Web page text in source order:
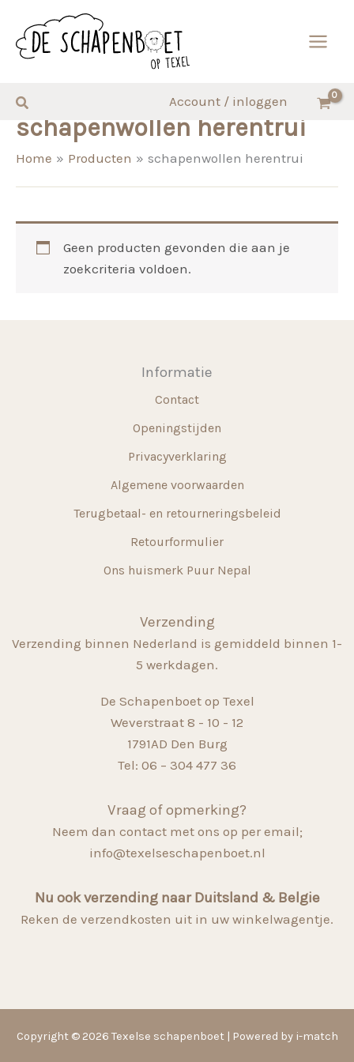
naar
Zoeken Account / inloggen
schapenwollen herentrui
Home Producten schapenwollen herentrui
Geen producten gevonden die aan je
zoekcriteria voldoen.
Informatie
Contact
Openingstijden
Privacyverklaring
Algemene voorwaarden
Terugbetaal- en retourneringsbeleid
Retourformulier
Ons huismerk Puur Nepal
Verzending
Verzending binnen Nederland is gemiddeld binnen 1-
5 werkdagen.
De Schapenboet op Texel
Weverstraat 8 - 10 - 12
1791AD Den Burg
Tel: 06 – 304 477 36
Vraag of opmerking?
Neem dan contact met ons op per email;
info@texelseschapenboet.nl
Nu ook verzending naar Duitsland & Belgie
Reken de verzendkosten uit in uw winkelwagentje.
Copyright © 2026 Texelse schapenboet | Powered by i-match